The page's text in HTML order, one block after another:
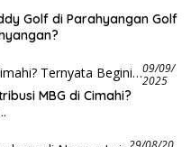
Golf di Parahyangan Golf
09/09/
2025
MBG di Cimahi?